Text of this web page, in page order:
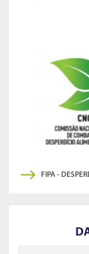
FIPA -